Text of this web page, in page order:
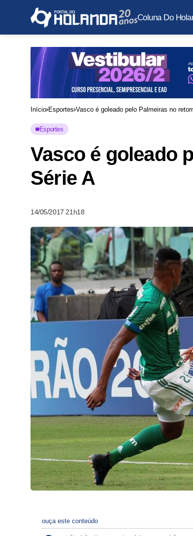
Coluna Do
Início Esportes Vasco é goleado pelo Palmeiras no
Esportes
Vasco é goleado
Série A
14/05/2017 21h18
ouça este conteúdo